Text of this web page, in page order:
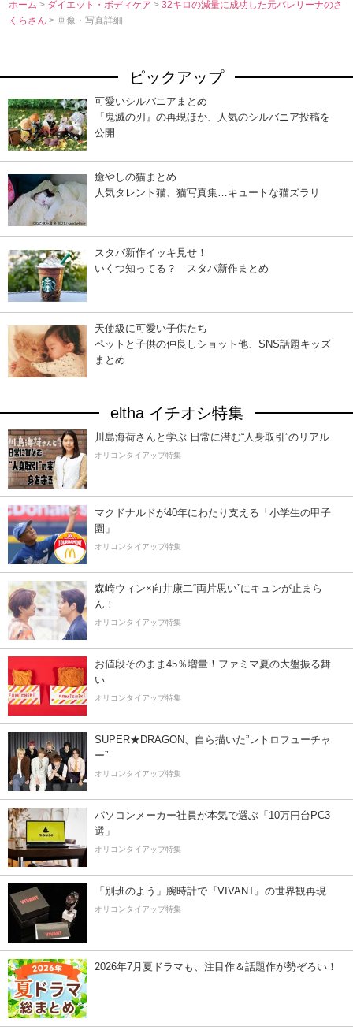
ホーム > ダイエット・ボディケア>32キロの減量に成功した元バレリーナのさ
くらさん> 画像・写真詳細
ピックアップ
可愛いシルバニアまとめ
『鬼滅の刃』の再現ほか、人気のシルバニア投稿を
公開
癒やしの猫まとめ
人気タレント猫、猫写真集…キュートな猫ズラリ
スタバ新作イッキ見せ！
いくつ知ってる？ スタバ新作まとめ
天使級に可愛い子供たち
ペットと子供の仲良しショット他、SNS話題キッズ
まとめ
eltha イチオシ特集
川島海荷さんと学ぶ 日常に潜む“人身取引”のリアル
オリコンタイアップ特集
マクドナルドが40年にわたり支える「小学生の甲子
園」
オリコンタイアップ特集
森崎ウィン×向井康二“両片思い”にキュンが止まら
ん！
オリコンタイアップ特集
お値段そのまま45％増量！ファミマ夏の大盤振る舞
い
オリコンタイアップ特集
SUPER★DRAGON、自ら描いた”レトロフューチャ
ー”
オリコンタイアップ特集
パソコンメーカー社員が本気で選ぶ「10万円台PC3
選」
オリコンタイアップ特集
「別班のよう」腕時計で『VIVANT』の世界観再現
オリコンタイアップ特集
2026年7月夏ドラマも、注目作＆話題作が勢ぞろい！